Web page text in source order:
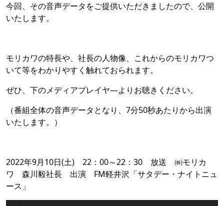
今回、その音声データをご提供いただきましたので、公開
いたします。
モリカワの特長や、社長の人物像、これからのモリカワつ
いて等をわかりやすく触れておられます。
ぜひ、下のメディアプレイヤ―よりお聴きください。
（番組全体の音声データとなり、7分50秒あたりから出演
いたします。）
2022年9月10日(土) 22：00～22：30 放送 ㈱モリカ
ワ 森川毅社長 出演 FM軽井沢「サタデー・ナイトニュ
ース」